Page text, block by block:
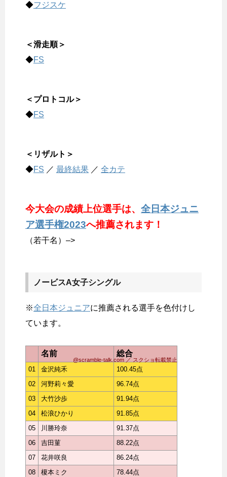
◆フジスケ
＜滑走順＞
◆FS
＜プロトコル＞
◆FS
＜リザルト＞
◆FS ／ 最終結果 ／ 全カテ
今大会の成績上位選手は、 全日本ジュニ
ア選手権2023へ推薦されます！
（若干名）–>
ノービスA女子シングル
※全日本ジュニアに推薦される選手を色付けし
ています。
@scramble-talk.com ／ スクショ転載禁止
名前 総合
01 金沢純禾
100.45点
02
河野莉々愛
96.74点
03
大竹沙歩
91.94点
04
松浪ひかり
91.85点
05
川勝玲奈
91.37点
06
吉田菫
88.22点
07
花井咲良
86.24点
08
榎本ミク
78.44点